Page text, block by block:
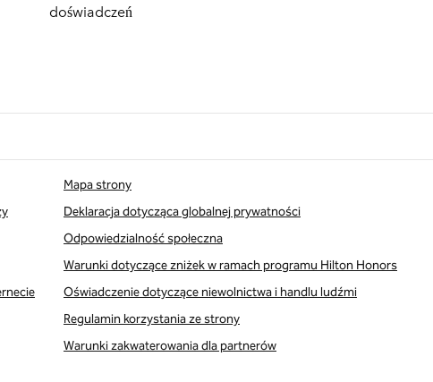
doświadczeń
Mapa strony
Deklaracja dotycząca globalnej prywatności
Odpowiedzialność społeczna
Warunki dotyczące zniżek w ramach programu Hilton Honors
Oświadczenie dotyczące niewolnictwa i handlu ludźmi
Regulamin korzystania ze strony
Warunki zakwaterowania dla partnerów